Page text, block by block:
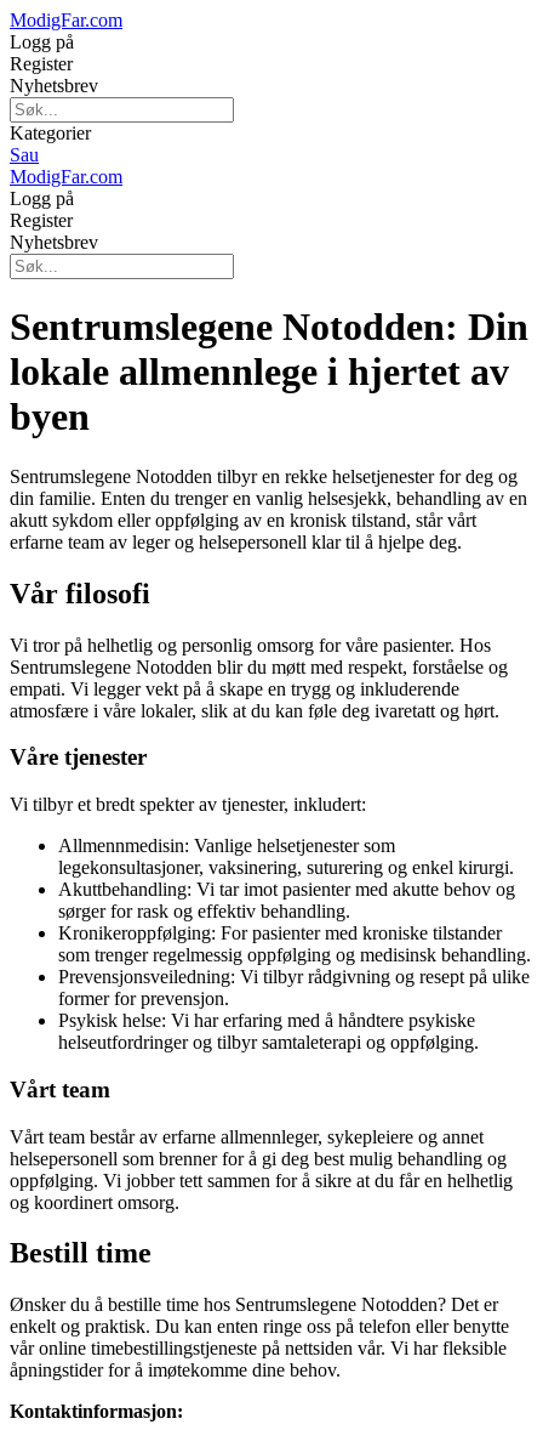
ModigFar.com
Logg på
Register
Nyhetsbrev
Kategorier
Sau
ModigFar.com
Logg på
Register
Nyhetsbrev
Sentrumslegene Notodden: Din
lokale allmennlege i hjertet av
byen
Sentrumslegene Notodden tilbyr en rekke helsetjenester for deg og
din familie. Enten du trenger en vanlig helsesjekk, behandling av en
akutt sykdom eller oppfølging av en kronisk tilstand, står vårt
erfarne team av leger og helsepersonell klar til å hjelpe deg.
Vår filosofi
Vi tror på helhetlig og personlig omsorg for våre pasienter. Hos
Sentrumslegene Notodden blir du møtt med respekt, forståelse og
empati. Vi legger vekt på å skape en trygg og inkluderende
atmosfære i våre lokaler, slik at du kan føle deg ivaretatt og hørt.
Våre tjenester
Vi tilbyr et bredt spekter av tjenester, inkludert:
Allmennmedisin: Vanlige helsetjenester som
legekonsultasjoner, vaksinering, suturering og enkel kirurgi.
Akuttbehandling: Vi tar imot pasienter med akutte behov og
sørger for rask og effektiv behandling.
Kronikeroppfølging: For pasienter med kroniske tilstander
som trenger regelmessig oppfølging og medisinsk behandling.
Prevensjonsveiledning: Vi tilbyr rådgivning og resept på ulike
former for prevensjon.
Psykisk helse: Vi har erfaring med å håndtere psykiske
helseutfordringer og tilbyr samtaleterapi og oppfølging.
Vårt team
Vårt team består av erfarne allmennleger, sykepleiere og annet
helsepersonell som brenner for å gi deg best mulig behandling og
oppfølging. Vi jobber tett sammen for å sikre at du får en helhetlig
og koordinert omsorg.
Bestill time
Ønsker du å bestille time hos Sentrumslegene Notodden? Det er
enkelt og praktisk. Du kan enten ringe oss på telefon eller benytte
vår online timebestillingstjeneste på nettsiden vår. Vi har fleksible
åpningstider for å imøtekomme dine behov.
Kontaktinformasjon: